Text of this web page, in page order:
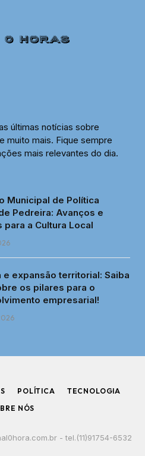
últimas notícias sobre
muito mais. Fique sempre
mais relevantes do dia.
Municipal de Política
Pedreira: Avanços e
para a Cultura Local
e expansão territorial: Saiba
os pilares para o
empresarial!
POLÍTICA
TECNOLOGIA
NÓS
- tel.(11)91754-6532